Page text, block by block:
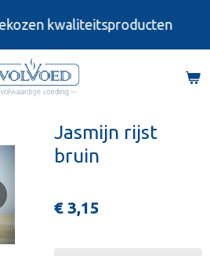
kwaliteitsproducten
Jasmijn rijst
bruin
€ 3,15